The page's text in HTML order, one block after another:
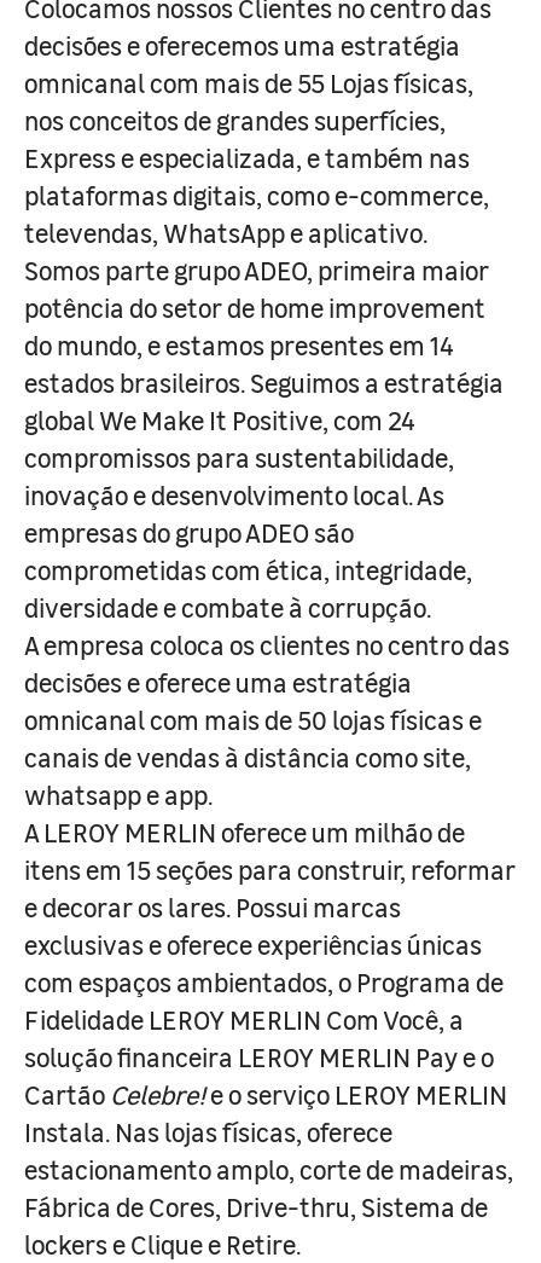
Colocamos nossos Clientes no centro das
decisões e oferecemos uma estratégia
omnicanal com mais de 55 Lojas físicas,
nos conceitos de grandes superfícies,
Express e especializada, e também nas
plataformas digitais, como e-commerce,
televendas, WhatsApp e aplicativo.
Somos parte grupo ADEO, primeira maior
potência do setor de home improvement
do mundo, e estamos presentes em 14
estados brasileiros. Seguimos a estratégia
global We Make It Positive, com 24
compromissos para sustentabilidade,
inovação e desenvolvimento local. As
empresas do grupo ADEO são
comprometidas com ética, integridade,
diversidade e combate à corrupção.
A empresa coloca os clientes no centro das
decisões e oferece uma estratégia
omnicanal com mais de 50 lojas físicas e
canais de vendas à distância como site,
whatsapp e app.
A LEROY MERLIN oferece um milhão de
itens em 15 seções para construir, reformar
e decorar os lares. Possui marcas
exclusivas e oferece experiências únicas
com espaços ambientados, o Programa de
Fidelidade LEROY MERLIN Com Você, a
solução financeira LEROY MERLIN Pay e o
Cartão Celebre!e o serviço LEROY MERLIN
Instala. Nas lojas físicas, oferece
estacionamento amplo, corte de madeiras,
Fábrica de Cores, Drive-thru, Sistema de
lockers e Clique e Retire.